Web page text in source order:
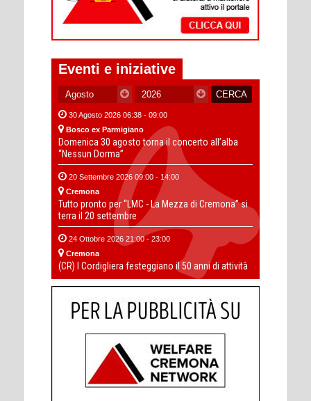
Eventi e iniziative
30 Agosto 2026 06:38 - 09:00
Bosco ex Parmigiano
Domenica 30 agosto torna il concerto all’alba
“Nessun Dorma”
20 Settembre 2026 09:00 - 14:00
Cremona
Tutto pronto per “LMC - La Mezza di Cremona” si
terra il 20 settembre
24 Ottobre 2026 21:00 - 23:00
Cremona
(CR) I Cordigliera festeggiano il 50 anni di attività